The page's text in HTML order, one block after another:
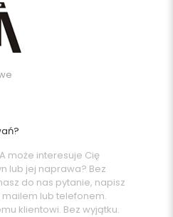
może interesuje Cię
lub jej naprawa? Bez
do nas pytanie, napisz
mailem lub telefonem.
klientowi. Bez wyjątku.